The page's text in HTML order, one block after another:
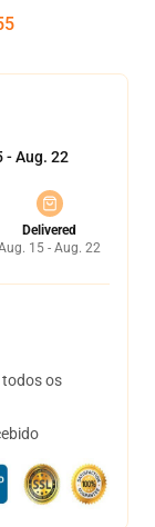
- Aug. 22
Delivered
15 - Aug. 22
os